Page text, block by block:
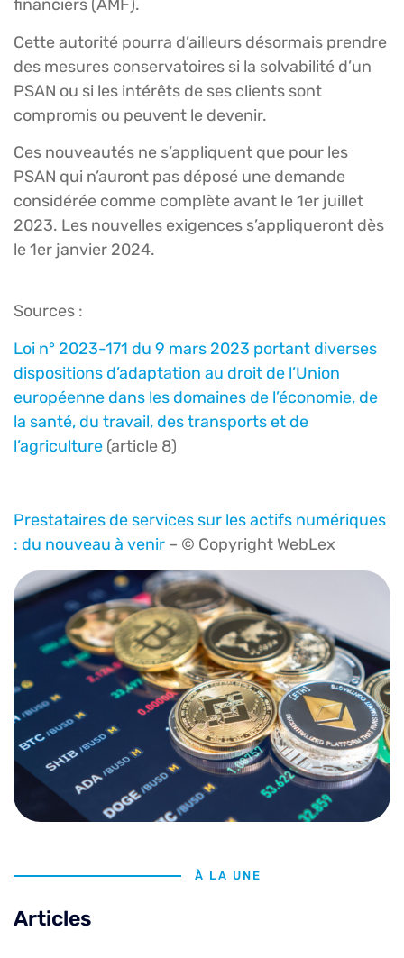
financiers (AMF).
Cette autorité pourra d’ailleurs désormais prendre
des mesures conservatoires si la solvabilité d’un
PSAN ou si les intérêts de ses clients sont
compromis ou peuvent le devenir.
Ces nouveautés ne s’appliquent que pour les
PSAN qui n’auront pas déposé une demande
considérée comme complète avant le 1er juillet
2023. Les nouvelles exigences s’appliqueront dès
le 1er janvier 2024.
Sources :
Loi n° 2023-171 du 9 mars 2023 portant diverses
dispositions d’adaptation au droit de l’Union
européenne dans les domaines de l’économie, de
la santé, du travail, des transports et de
l’agriculture (article 8)
Prestataires de services sur les actifs numériques
: du nouveau à venir – © Copyright WebLex
À LA UNE
Articles